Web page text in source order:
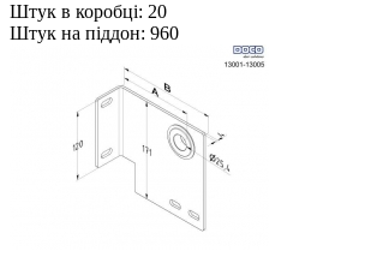
Штук в коробці: 20
Штук на піддон: 960